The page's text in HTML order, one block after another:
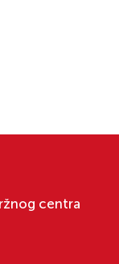
centra